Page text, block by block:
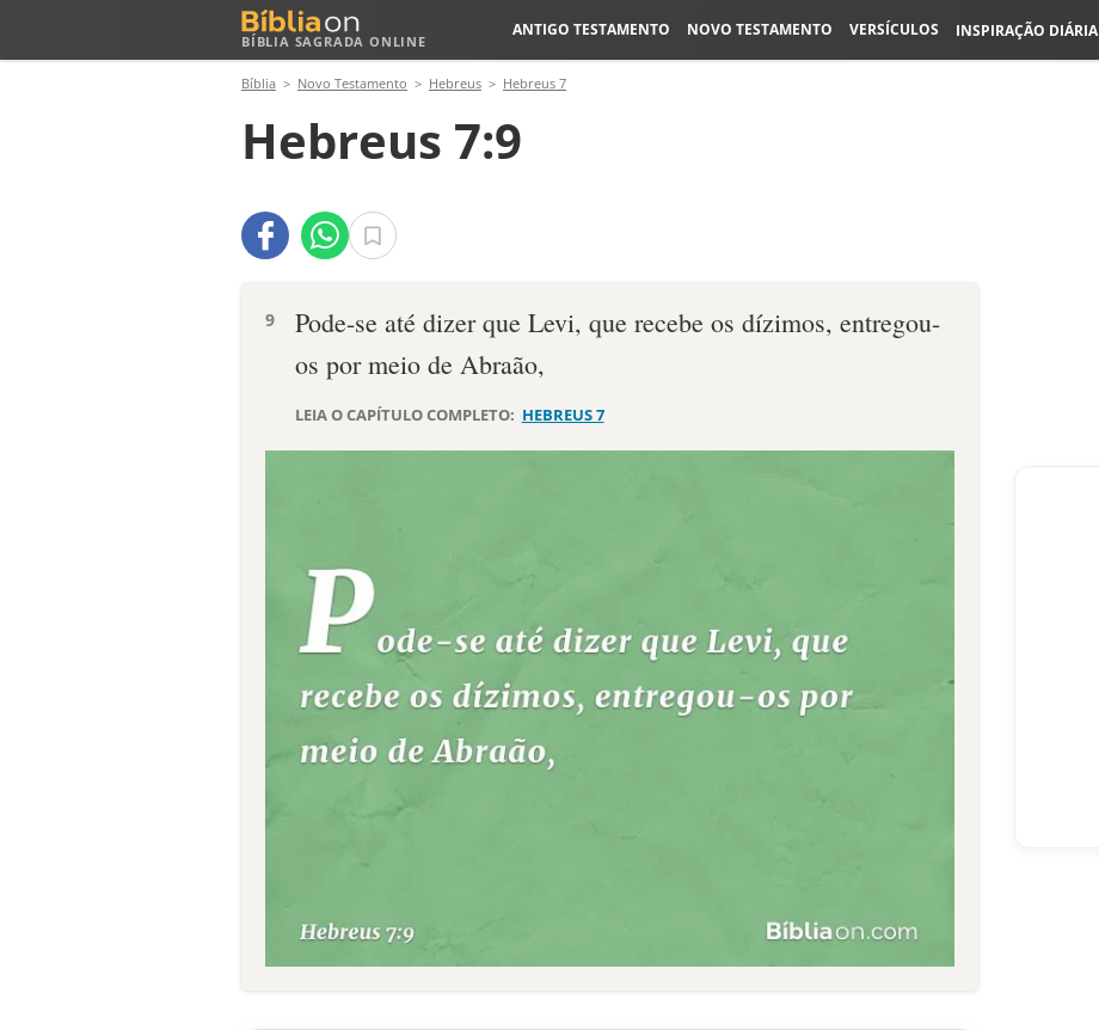
BÍBLIA SAGRADA ONLINE
ANTIGO TESTAMENTO NOVO TESTAMENTO VERSÍCULOS INSPIRAÇÃO DIÁRIA
Bíblia Novo Testamento Hebreus Hebreus 7
Hebreus 7:9
9
Pode-se até dizer que Levi, que recebe os dízimos, entregou-
os por meio de Abraão,
LEIA O CAPÍTULO COMPLETO: HEBREUS 7